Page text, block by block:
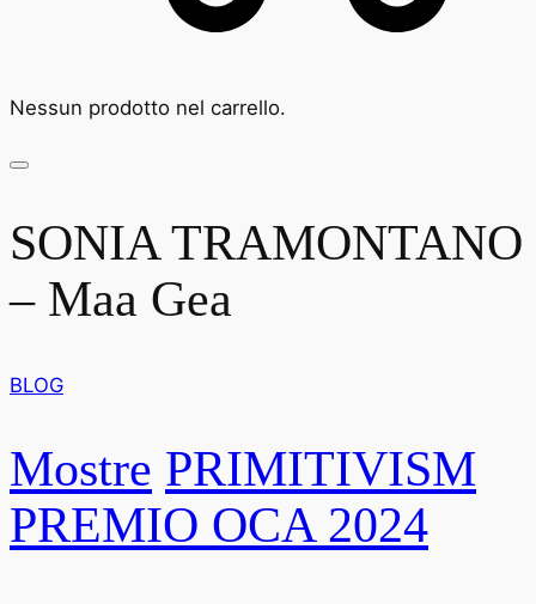
Nessun prodotto nel carrello.
SONIA TRAMONTANO
– Maa Gea
BLOG
Mostre PRIMITIVISM
PREMIO OCA 2024